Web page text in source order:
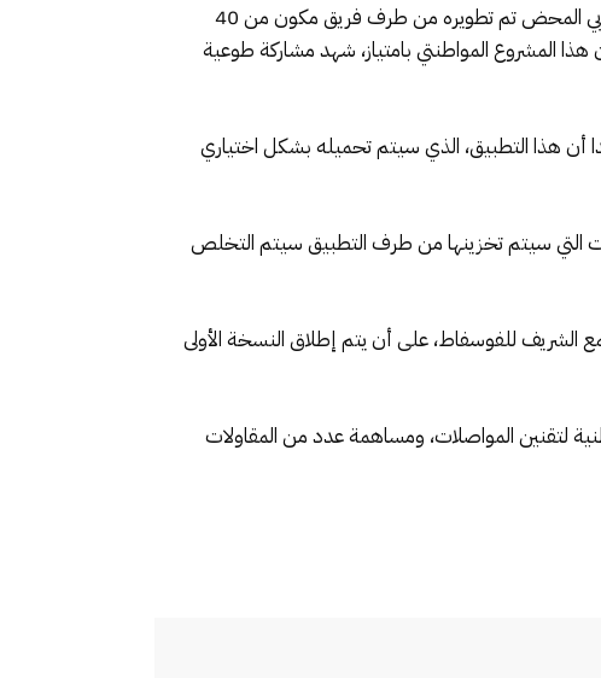
من جهته، أوضح العامل مدير أنظمة المعلومات والاتصال بوزارة الداخلية، عبد الحق الحراق، أن هذا التطبيق المغربي المحض تم تطويره من طرف فريق مكون من 40
المشروع المواطنتي بامتياز، شهد مشاركة طوعية
أن هذا التطبيق، الذي سيتم تحميله بشكل اختياري
التي سيتم تخزينها من طرف التطبيق سيتم التخلص
الشريف للفوسفاط، على أن يتم إطلاق النسخة الأولى
لتقنين المواصلات، ومساهمة عدد من المقاولات